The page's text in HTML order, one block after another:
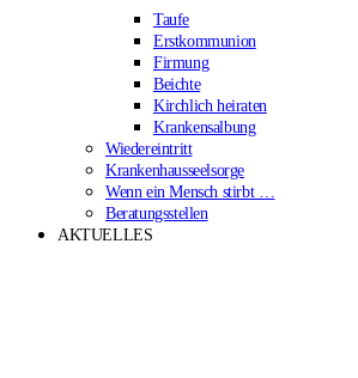
Taufe
Erstkommunion
Firmung
Beichte
Kirchlich heiraten
Krankensalbung
Wiedereintritt
Krankenhausseelsorge
Wenn ein Mensch stirbt …
Beratungsstellen
AKTUELLES